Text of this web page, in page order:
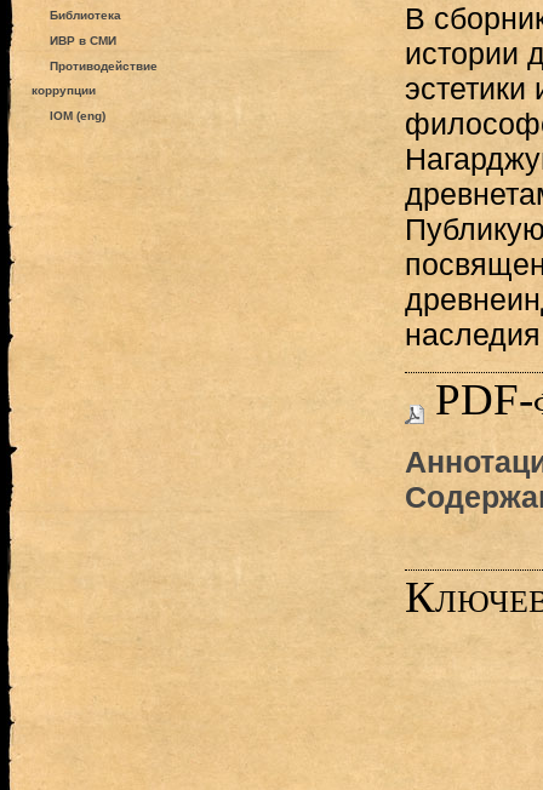
Библиотека
ИВР в СМИ
Противодействие
коррупции
IOM (eng)
В
истории
PDF-